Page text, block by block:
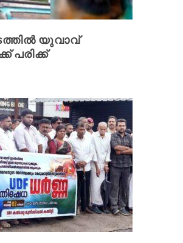
യുവാവ്
പരിക്ക്